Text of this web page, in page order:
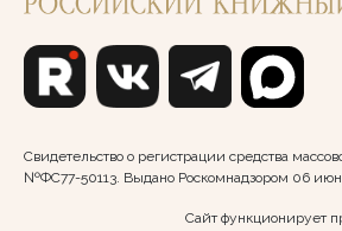
Свидетельство о регистрации средства
№ФС77-50113. Выдано Роскомнадзором 06
Сайт функционирует